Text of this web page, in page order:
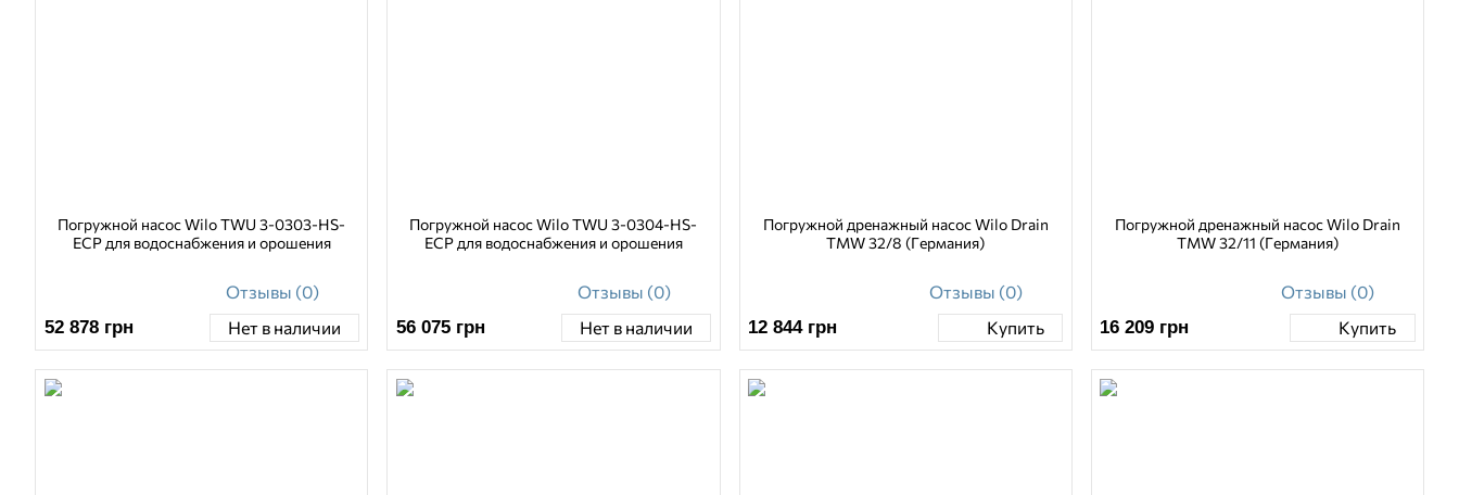
Погружной насос Wilo TWU 3-0303-HS-
ECP для водоснабжения и орошения
Отзывы (0)
52 878 грн Нет в наличии
Погружной насос Wilo TWU 3-0304-HS-
ECP для водоснабжения и орошения
Отзывы (0)
56 075 грн Нет в наличии
Погружной дренажный насос Wilo Drain
TMW 32/8 (Германия)
Отзывы (0)
12 844 грн Купить
Погружной дренажный насос Wilo Drain
TMW 32/11 (Германия)
Отзывы (0)
16 209 грн Купить